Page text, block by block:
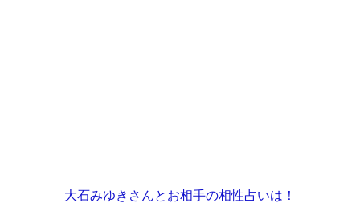
大石みゆきさんとお相手の相性占いは！